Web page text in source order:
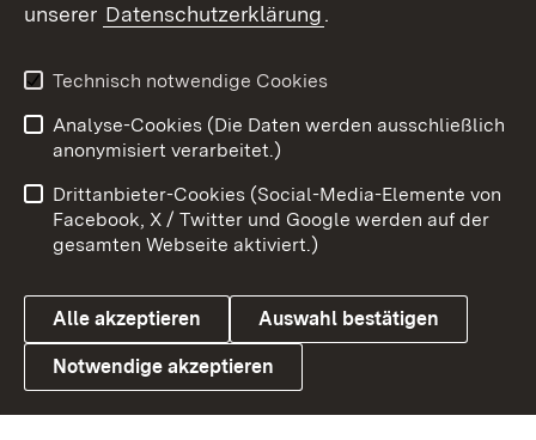
X / Twitter
Youtube
Link zum Landesportal
Benutzungshinweise
Barrierefreiheit
Datenschutz
Cookies
unserer Datenschutzerklärung.
Technisch notwendige Cookies
Analyse-Cookies (Die Daten werden ausschließlich
anonymisiert verarbeitet.)
Drittanbieter-Cookies (Social-Media-Elemente von
Facebook, X / Twitter und Google werden auf der
gesamten Webseite aktiviert.)
Alle akzeptieren Auswahl bestätigen
Notwendige akzeptieren